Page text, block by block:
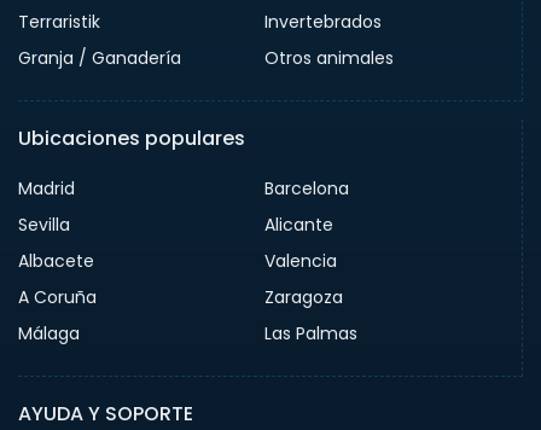
Terraristik
Invertebrados
Granja / Ganadería
Otros animales
Ubicaciones populares
Madrid
Barcelona
Sevilla
Alicante
Albacete
Valencia
A Coruña
Zaragoza
Málaga
Las Palmas
AYUDA Y SOPORTE